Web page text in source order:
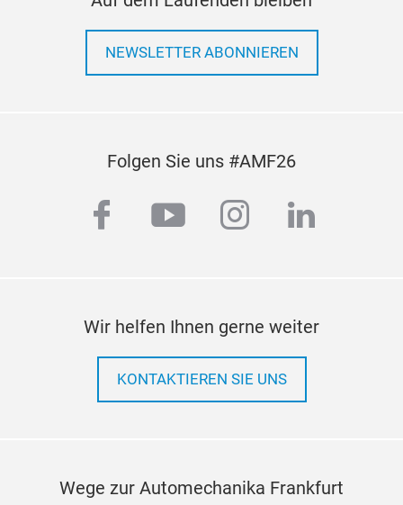
NEWSLETTER ABONNIEREN
Folgen Sie uns #AMF26
facebook
youtubeinstagram
linkedin
Wir helfen Ihnen gerne weiter
KONTAKTIEREN SIE UNS
Wege zur Automechanika Frankfurt